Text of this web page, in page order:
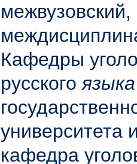
Кафедры
русского языка
университета
кафедра